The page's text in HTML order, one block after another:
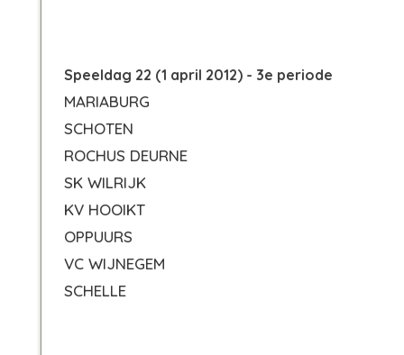
Speeldag 22 (1 april 2012) - 3e periode
MARIABURG
SCHOTEN
ROCHUS DEURNE
SK WILRIJK
KV HOOIKT
OPPUURS
VC WIJNEGEM
SCHELLE